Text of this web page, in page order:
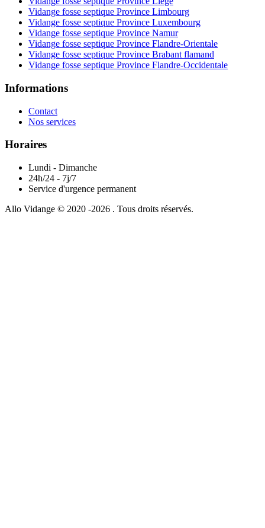
Vidange fosse septique Province Limbourg
Vidange fosse septique Province Luxembourg
Vidange fosse septique Province Namur
Vidange fosse septique Province Flandre-Orientale
Vidange fosse septique Province Brabant flamand
Vidange fosse septique Province Flandre-Occidentale
Informations
Contact
Nos services
Horaires
Lundi - Dimanche
24h/24 - 7j/7
Service d'urgence permanent
Allo Vidange © 2020 -2026 . Tous droits réservés.